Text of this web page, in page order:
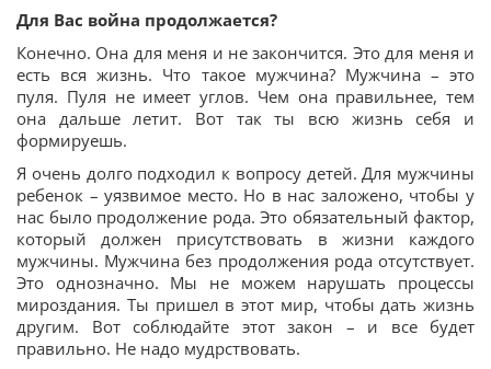
Для Вас война продолжается?
Конечно. Она для меня и не закончится. Это для меня и
есть вся жизнь. Что такое мужчина? Мужчина – это
пуля. Пуля не имеет углов. Чем она правильнее, тем
она дальше летит. Вот так ты всю жизнь себя и
формируешь.
Я очень долго подходил к вопросу детей. Для мужчины
ребенок – уязвимое место. Но в нас заложено, чтобы у
нас было продолжение рода. Это обязательный фактор,
который должен присутствовать в жизни каждого
мужчины. Мужчина без продолжения рода отсутствует.
Это однозначно. Мы не можем нарушать процессы
мироздания. Ты пришел в этот мир, чтобы дать жизнь
другим. Вот соблюдайте этот закон – и все будет
правильно. Не надо мудрствовать.